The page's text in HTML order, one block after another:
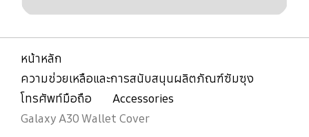
หน้าหลัก
ความช่วยเหลือและการสนับสนุนผลิตภัณฑ์ซัมซุง
โทรศัพท์มือถือ
Accessories
Galaxy A30 Wallet Cover